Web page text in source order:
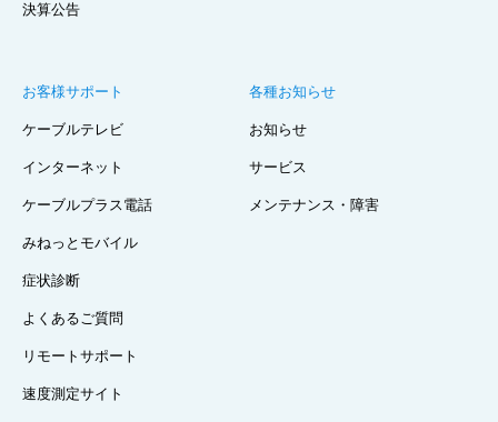
決算公告
お客様サポート
ケーブルテレビ
インターネット
ケーブルプラス電話
みねっとモバイル
症状診断
よくあるご質問
リモートサポート
速度測定サイト
各種お知らせ
お知らせ
サービス
メンテナンス・障害